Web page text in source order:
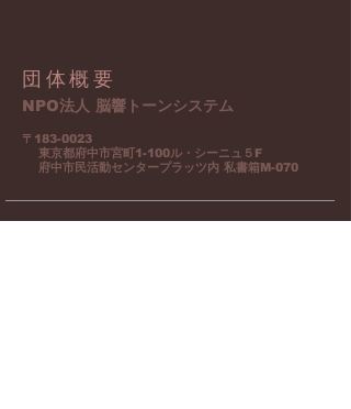
団体概要
NPO法人 脳響トーンシステム
〒183-0023
東京都府中市宮町1-100ル・シーニュ５F
​ 府中市民活動センタープラッツ内 私書箱M-070